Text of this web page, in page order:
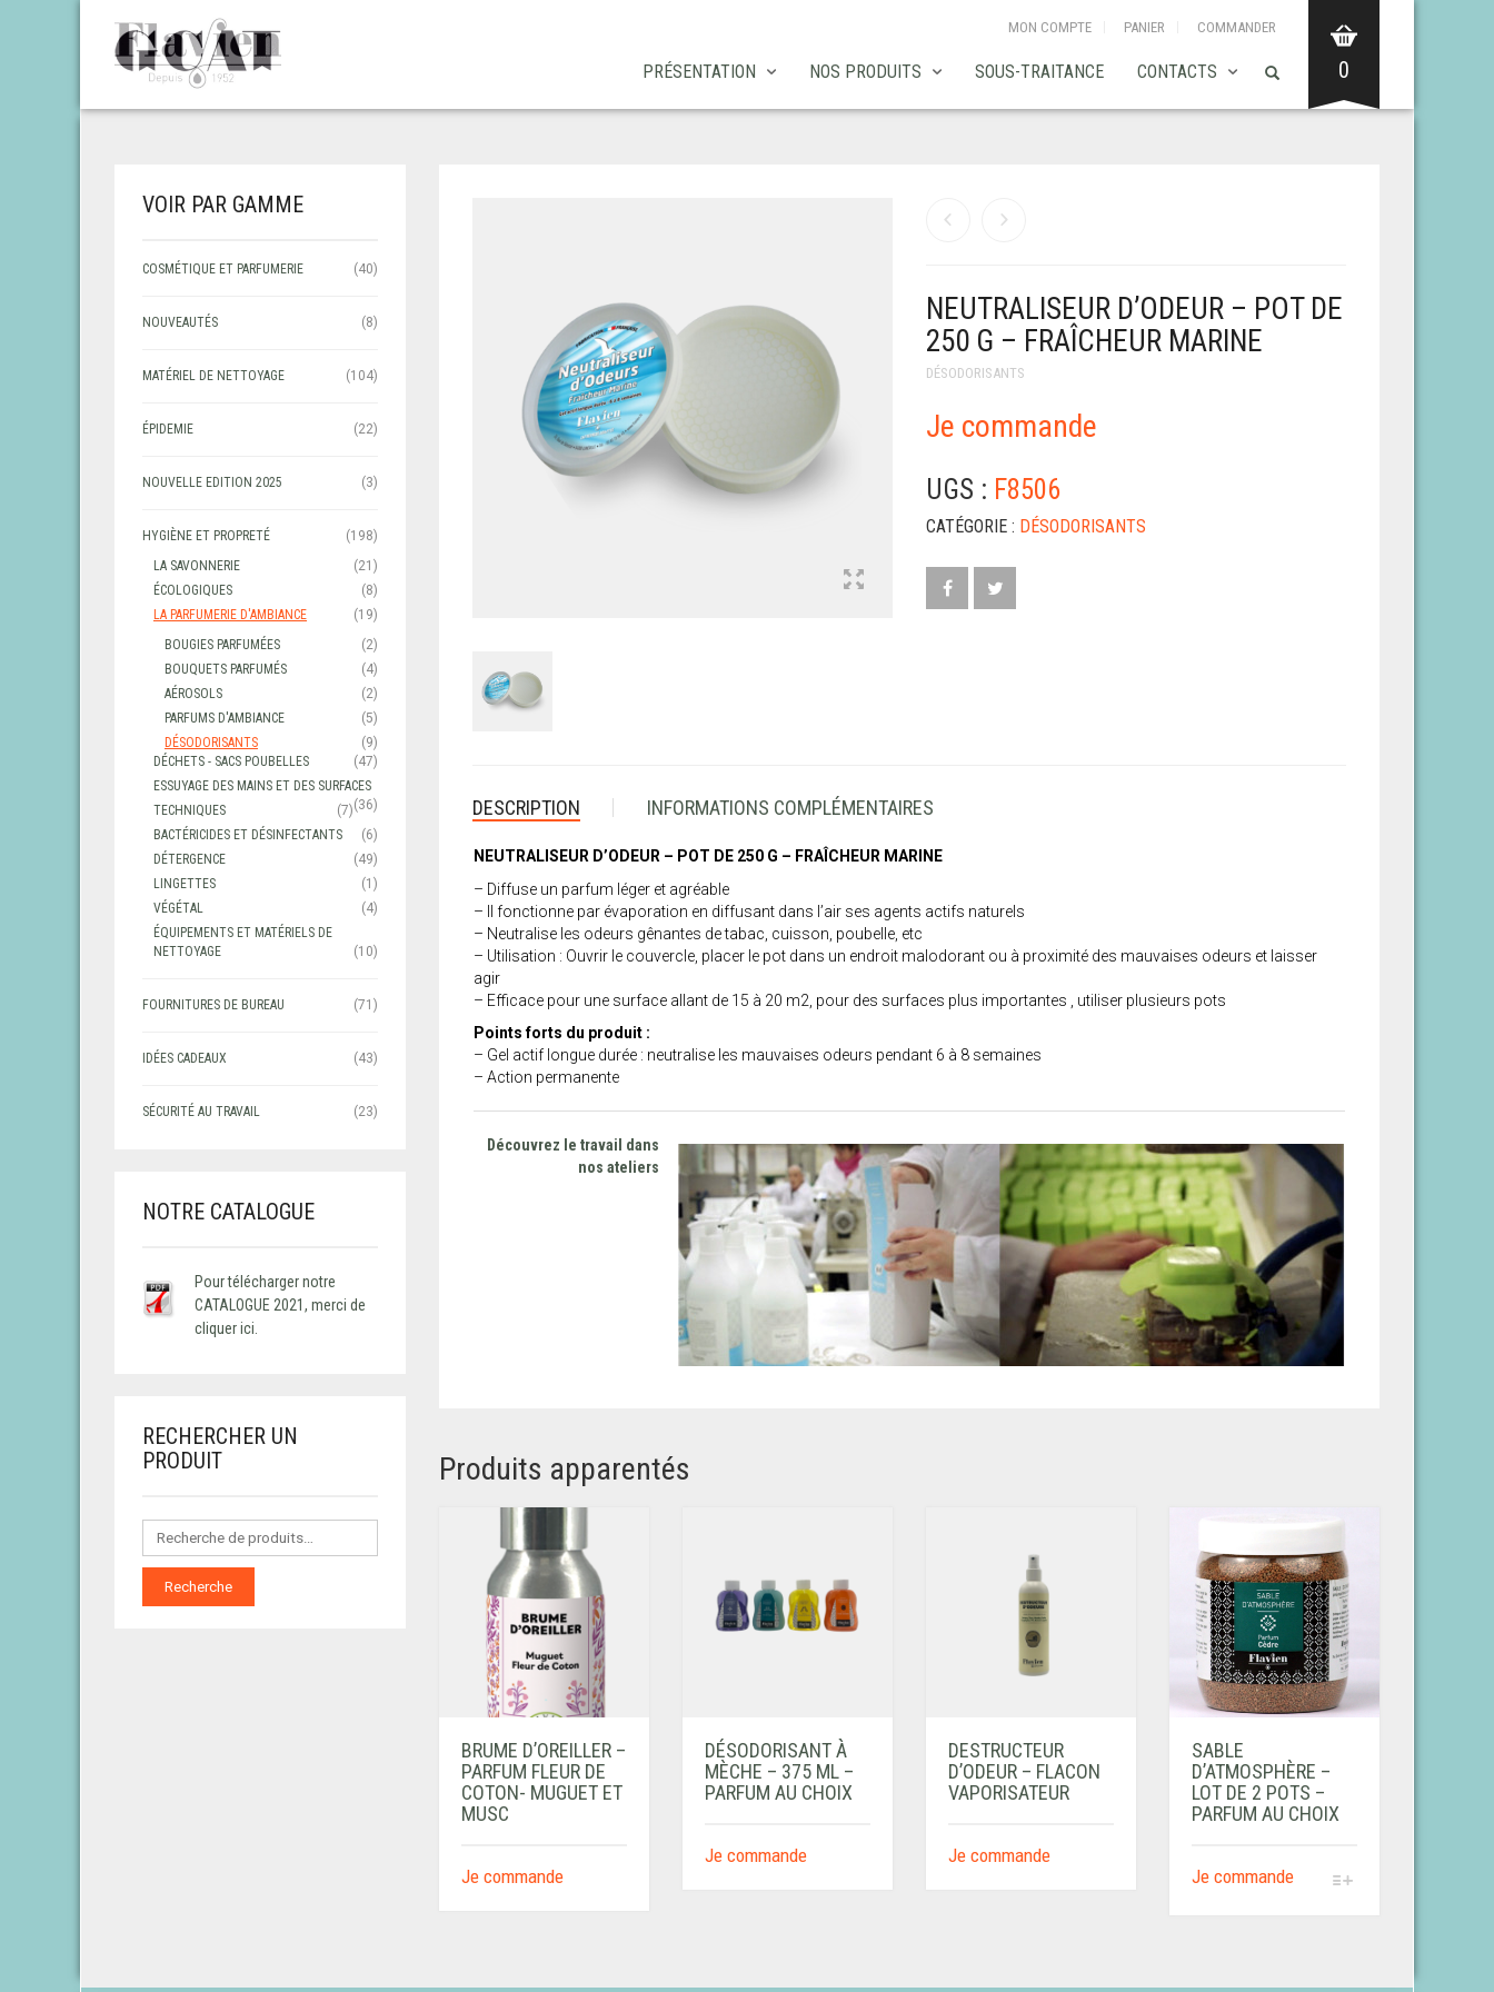
MON COMPTE PANIER COMMANDER
PRÉSENTATION NOS PRODUITS SOUS-TRAITANCE CONTACTS 0
NEUTRALISEUR D’ODEUR – POT DE
250 G – FRAÎCHEUR MARINE
DÉSODORISANTS
Je commande
UGS : F8506
CATÉGORIE : DÉSODORISANTS
DESCRIPTION INFORMATIONS COMPLÉMENTAIRES
NEUTRALISEUR D’ODEUR – POT DE 250 G – FRAÎCHEUR MARINE
– Diffuse un parfum léger et agréable
– Il fonctionne par évaporation en diffusant dans l’air ses agents actifs naturels
– Neutralise les odeurs gênantes de tabac, cuisson, poubelle, etc
– Utilisation : Ouvrir le couvercle, placer le pot dans un endroit malodorant ou à proximité des mauvaises odeurs et laisser
agir
– Efficace pour une surface allant de 15 à 20 m2, pour des surfaces plus importantes , utiliser plusieurs pots
Points forts du produit :
– Gel actif longue durée : neutralise les mauvaises odeurs pendant 6 à 8 semaines
– Action permanente
Découvrez le travail dans
nos ateliers
Produits apparentés
BRUME D’OREILLER –
PARFUM FLEUR DE
COTON- MUGUET ET
MUSC
Je commande
DÉSODORISANT À
MÈCHE – 375 ML –
PARFUM AU CHOIX
Je commande
DESTRUCTEUR
D’ODEUR – FLACON
VAPORISATEUR
Je commande
SABLE
D’ATMOSPHÈRE –
LOT DE 2 POTS –
PARFUM AU CHOIX
Je commande
VOIR PAR GAMME
COSMÉTIQUE ET PARFUMERIE (40)
NOUVEAUTÉS (8)
MATÉRIEL DE NETTOYAGE (104)
ÉPIDEMIE (22)
NOUVELLE EDITION 2025 (3)
HYGIÈNE ET PROPRETÉ
(198)
LA SAVONNERIE
(21)
ÉCOLOGIQUES
(8)
LA PARFUMERIE D'AMBIANCE
(19)
BOUGIES PARFUMÉES
(2)
BOUQUETS PARFUMÉS
(4)
AÉROSOLS
(2)
PARFUMS D'AMBIANCE
(5)
DÉSODORISANTS
(9)
DÉCHETS - SACS POUBELLES
(47)
ESSUYAGE DES MAINS ET DES SURFACES
(36)
TECHNIQUES
(7)
BACTÉRICIDES ET DÉSINFECTANTS
(6)
DÉTERGENCE
(49)
LINGETTES
(1)
VÉGÉTAL
(4)
ÉQUIPEMENTS ET MATÉRIELS DE
NETTOYAGE
(10)
FOURNITURES DE BUREAU (71)
IDÉES CADEAUX (43)
SÉCURITÉ AU TRAVAIL (23)
NOTRE CATALOGUE
Pour télécharger notre
CATALOGUE 2021, merci de
cliquer ici.
RECHERCHER UN
PRODUIT
Recherche